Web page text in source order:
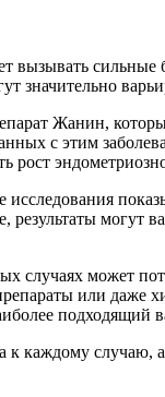
вызывать
значительно
Жанин,
с этим
рост
могут
случаях может
или даже
подходящий
к каждому случаю,